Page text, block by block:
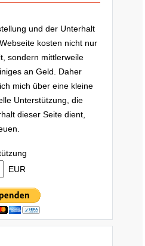
und der Unterhalt
kosten nicht nur
sondern mittlerweile
an Geld. Daher
mich über eine kleine
Unterstützung, die
dieser Seite dient,
EUR